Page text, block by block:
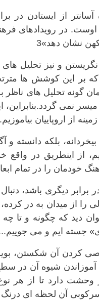
از ایستادن در
اوست. در رویدادهای
نشان دهد»3
و نیز تحلیل
که بر این کوشش ها
گونه تحلیل های ناظر
نمی گردد.بنابراین،
از اروپاییان
بیخردانه، بلکه دانسته
از اینطریق در
خودمان را در تمام
دیگری باشد،
از میدان به در
دید که چگونه و تا چه
جسته ایم و می
آن شکستن، بویژه
شیوه آن در
وحشت دارد تا از هر
سرکوبی آن لحظه ای درنگ